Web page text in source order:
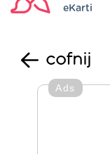
eKarti
cofnij
Ads